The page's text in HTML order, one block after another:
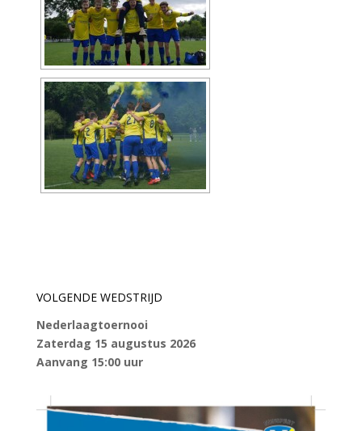
VOLGENDE WEDSTRIJD
Nederlaagtoernooi
Zaterdag 15 augustus 2026
Aanvang 15:00 uur